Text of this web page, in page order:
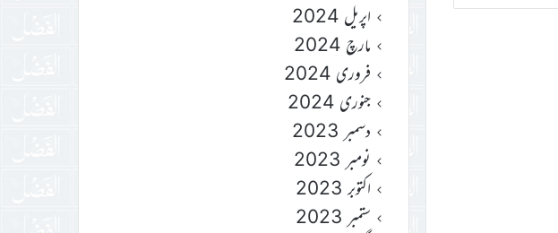
اپریل 2024
مارچ 2024
فروری 2024
جنوری 2024
دسمبر 2023
نومبر 2023
اکتوبر 2023
ستمبر 2023